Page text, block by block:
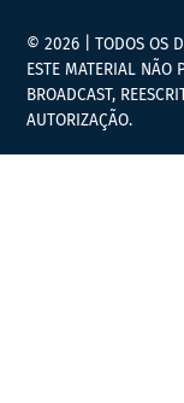
© 2026 | TODOS OS
ESTE MATERIAL NÃO
BROADCAST,
AUTORIZAÇÃO.